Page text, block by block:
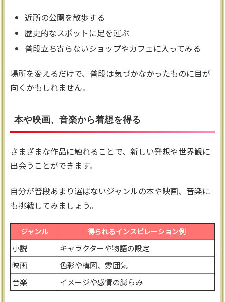
近所の公園を散歩する
歴史的なスポットに足を運ぶ
普段立ち寄らないショップやカフェに入ってみる
場所を変えるだけで、普段は気づかなかったものに目が
向くかもしれません。
本や映画、音楽から着想を得る
さまざまな作品に触れることで、新しい発想や世界観に
出会うことができます。
自分が普段あまり選ばないジャンルの本や映画、音楽に
も挑戦してみましょう。
ジャンル 得られるインスピレーション例
小説
キャラクターや物語の設定
映画
色彩や構図、雰囲気
音楽
イメージや感情の膨らみ